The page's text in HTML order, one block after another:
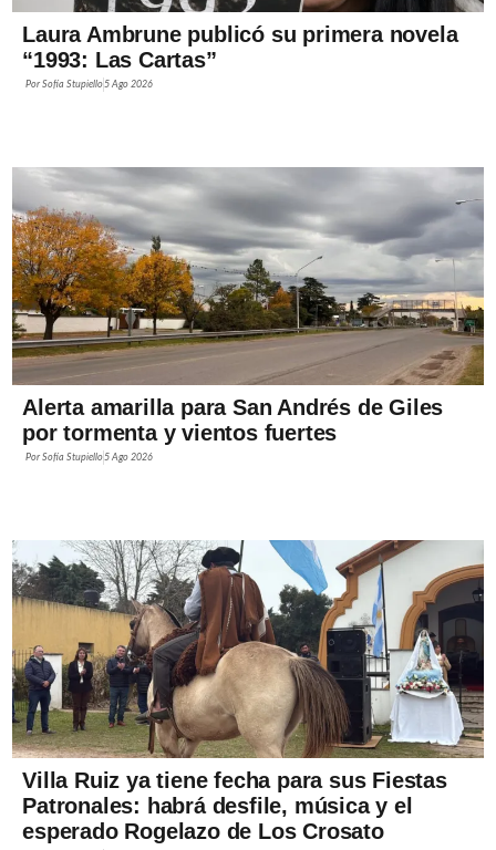
Laura Ambrune publicó su primera novela
“1993: Las Cartas”
PorSofía Stupiello5 Ago 2026
Alerta amarilla para San Andrés de Giles
por tormenta y vientos fuertes
PorSofía Stupiello5 Ago 2026
Villa Ruiz ya tiene fecha para sus Fiestas
Patronales: habrá desfile, música y el
esperado Rogelazo de Los Crosato